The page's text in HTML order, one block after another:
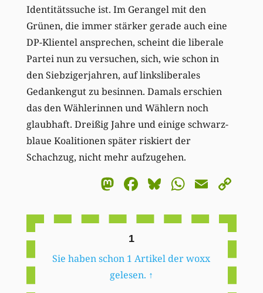
Identitätssuche ist. Im Gerangel mit den
Grünen, die immer stärker gerade auch eine
DP-Klientel ansprechen, scheint die liberale
Partei nun zu versuchen, sich, wie schon in
den Siebzigerjahren, auf linksliberales
Gedankengut zu besinnen. Damals erschien
das den Wählerinnen und Wählern noch
glaubhaft. Dreißig Jahre und einige schwarz-
blaue Koalitionen später riskiert der
Schachzug, nicht mehr aufzugehen.
Mastodon
Facebook
BlueskyEmail
1
Sie haben schon 1 Artikel der woxx
gelesen. ↑